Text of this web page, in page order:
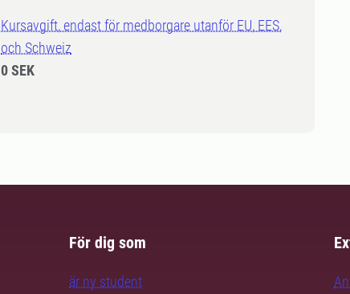
Kursavgift, endast för medborgare utanför EU, EES,
och Schweiz
0 SEK
För dig som
är ny student